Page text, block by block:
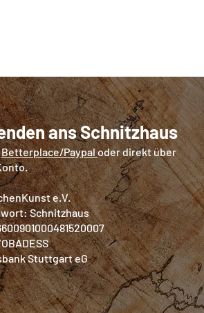
ans Schnitzhaus
Betterplace/Paypaloder direkt über
e.V.
Schnitzhaus
Stuttgart eG